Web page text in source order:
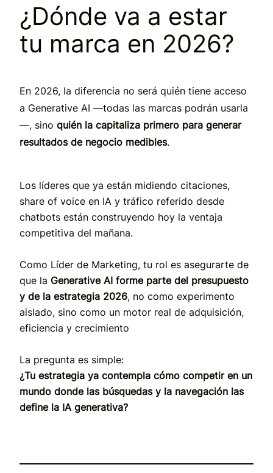
¿Dónde va a estar
tu marca en 2026?
En 2026, la diferencia no será quién tiene acceso
a Generative AI —todas las marcas podrán usarla
—, sino quién la capitaliza primero para generar
resultados de negocio medibles.
Los líderes que ya están midiendo citaciones,
share of voice en IA y tráfico referido desde
chatbots están construyendo hoy la ventaja
competitiva del mañana.
Como Líder de Marketing, tu rol es asegurarte de
que la Generative AI forme parte del presupuesto
y de la estrategia 2026, no como experimento
aislado, sino como un motor real de adquisición,
eficiencia y crecimiento
La pregunta es simple:
¿Tu estrategia ya contempla cómo competir en un
mundo donde las búsquedas y la navegación las
define la IA generativa?